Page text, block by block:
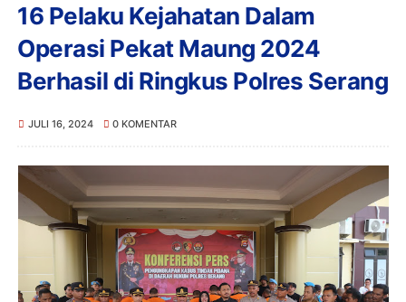
16 Pelaku Kejahatan Dalam
Operasi Pekat Maung 2024
Berhasil di Ringkus Polres Serang
JULI 16, 2024 0 KOMENTAR